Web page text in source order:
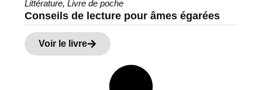
Littérature, Livre de poche
Conseils de lecture pour âmes égarées
Voir le livre